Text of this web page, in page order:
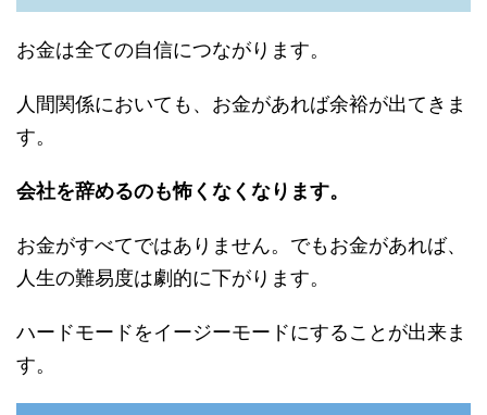
お金は全ての自信につながります。
人間関係においても、お金があれば余裕が出てきま
す。
会社を辞めるのも怖くなくなります。
お金がすべてではありません。でもお金があれば、
人生の難易度は劇的に下がります。
ハードモードをイージーモードにすることが出来ま
す。